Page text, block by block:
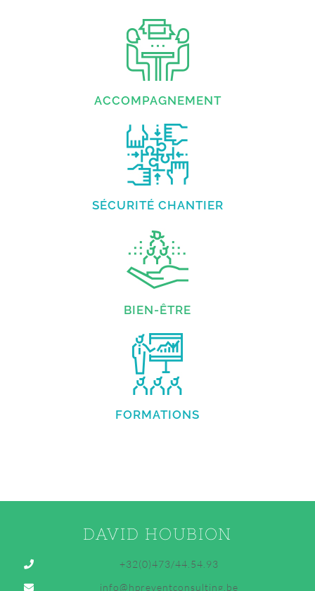
ACCOMPAGNEMENT
SÉCURITÉ CHANTIER
BIEN-ÊTRE
FORMATIONS
DAVID HOUBION
+32(0)473/44.54.93
info@hpreventconsulting.be